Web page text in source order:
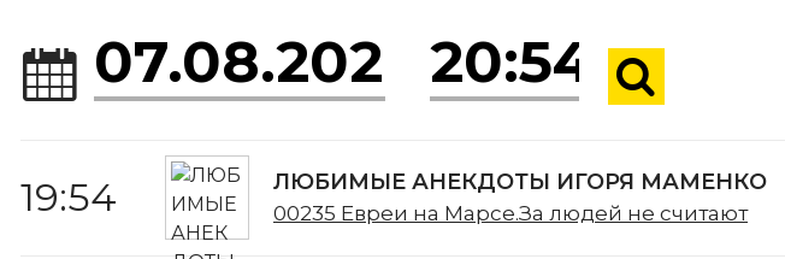
19:54 ЛЮБИМЫЕ АНЕКДОТЫ ИГОРЯ МАМЕНКО
00235 Евреи на Марсе.За людей не считают